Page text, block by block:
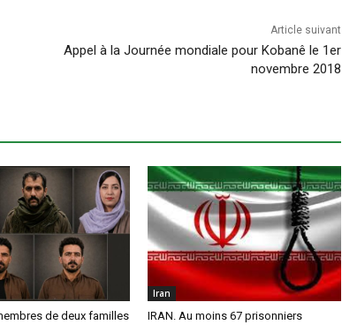
Article suivant
Appel à la Journée mondiale pour Kobanê le 1er
novembre 2018
de deux familles
Iran
IRAN. Au moins 67 prisonniers